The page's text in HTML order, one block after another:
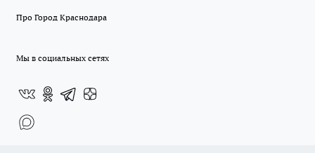
Про Город Краснодара
Мы в социальных сетях